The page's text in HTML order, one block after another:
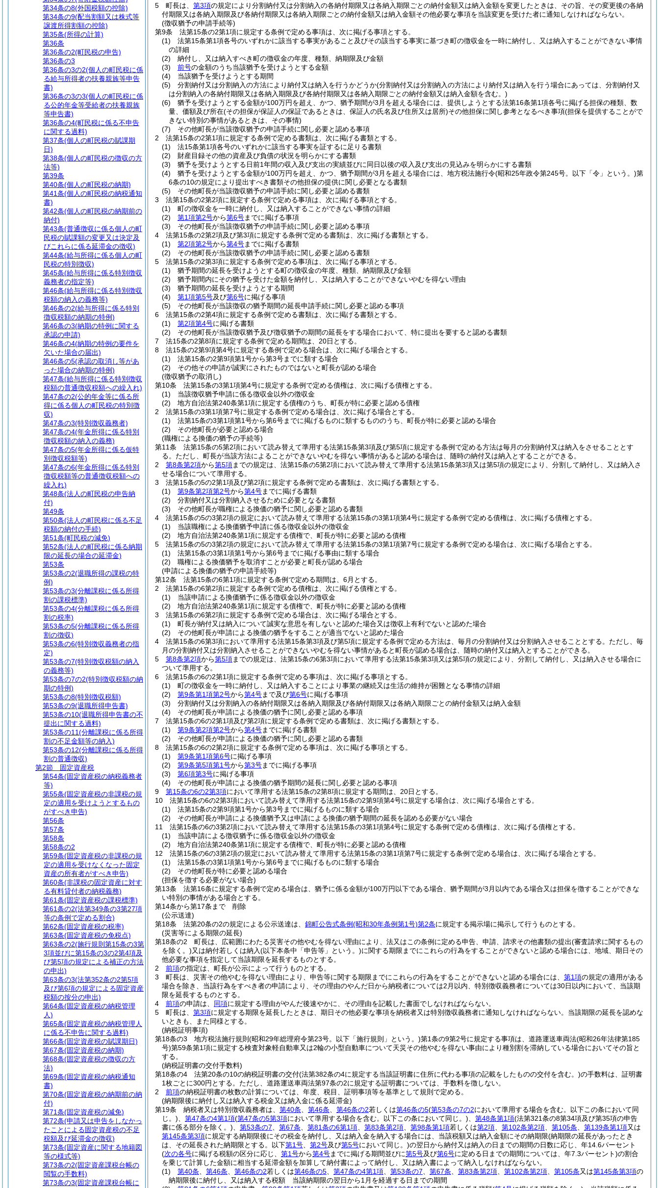
5
町長は、 第3項の規定により分割納付又は分割納入の各納付期限又は各納入期限ごとの納付金額又は納入金額を変更したときは、その旨、その変更後の各納
付期限又は各納入期限及び各納付期限又は各納入期限ごとの納付金額又は納入金額その他必要な事項を当該変更を受けた者に通知しなければならない。
(徴収猶予の申請手続等)
第9条
法第15条の2第1項に規定する条例で定める事項は、次に掲げる事項とする。
(1)
法第15条第1項各号のいずれかに該当する事実があること及びその該当する事実に基づき町の徴収金を一時に納付し、又は納入することができない事情
の詳細
(2)
納付し、又は納入すべき町の徴収金の年度、種類、納期限及び金額
(3)
前号の金額のうち当該猶予を受けようとする金額
(4)
当該猶予を受けようとする期間
(5)
分割納付又は分割納入の方法により納付又は納入を行うかどうか(分割納付又は分割納入の方法により納付又は納入を行う場合にあっては、分割納付又
は分割納入の各納付期限又は各納入期限及び各納付期限又は各納入期限ごとの納付金額又は納入金額を含む。)
(6)
猶予を受けようとする金額が100万円を超え、かつ、猶予期間が3月を超える場合には、提供しようとする法第16条第1項各号に掲げる担保の種類、数
量、価額及び所在(その担保が保証人の保証であるときは、保証人の氏名及び住所又は居所)その他担保に関し参考となるべき事項(担保を提供することがで
きない特別の事情があるときは、その事情)
(7)
その他町長が当該徴収猶予の申請手続に関し必要と認める事項
2
法第15条の2第1項に規定する条例で定める書類は、次に掲げる書類とする。
(1)
法15条第1項各号のいずれかに該当する事実を証するに足りる書類
(2)
財産目録その他の資産及び負債の状況を明らかにする書類
(3)
猶予を受けようとする日前1年間の収入及び支出の実績並びに同日以後の収入及び支出の見込みを明らかにする書類
(4)
猶予を受けようとする金額が100万円を超え、かつ、猶予期間が3月を超える場合には、地方税法施行令(昭和25年政令第245号。以下「令」という。)第
6条の10の規定により提出すべき書類その他担保の提供に関し必要となる書類
(5)
その他町長が当該徴収猶予の申請手続に関し必要と認める書類
3
法第15条の2第2項に規定する条例で定める事項は、次に掲げる事項とする。
(1)
町の徴収金を一時に納付し、又は納入することができない事情の詳細
(2)
第1項第2号から第6号までに掲げる事項
(3)
その他町長が当該徴収猶予の申請手続に関し必要と認める事項
4
法第15条の2第2項及び第3項に規定する条例で定める書類は、次に掲げる書類とする。
(1)
第2項第2号から第4号までに掲げる書類
(2)
その他町長が当該徴収猶予の申請手続に関し必要と認める書類
5
法第15条の2第3項に規定する条例で定める事項は、次に掲げる事項とする。
(1)
猶予期間の延長を受けようとする町の徴収金の年度、種類、納期限及び金額
(2)
猶予期間内にその猶予を受けた金額を納付し、又は納入することができないやむを得ない理由
(3)
猶予期間の延長を受けようとする期間
(4)
第1項第5号及び第6号に掲げる事項
(5)
その他町長が当該徴収の猶予期間の延長申請手続に関し必要と認める事項
6
法第15条の2第4項に規定する条例で定める書類は、次に掲げる書類とする。
(1)
第2項第4号に掲げる書類
(2)
その他町長が当該徴収猶予及び徴収猶予の期間の延長をする場合において、特に提出を要すると認める書類
7
法15条の2第8項に規定する条例で定める期間は、20日とする。
8
法15条の2第9項第4号に規定する条例で定める場合は、次に掲げる場合とする。
(1)
法第15条の2第9項第1号から第3号までに類する場合
(2)
その他その申請が誠実にされたものではないと町長が認める場合
(徴収猶予の取消し)
第10条
法第15条の3第1項第4号に規定する条例で定める債権は、次に掲げる債権とする。
(1)
当該徴収猶予申請に係る徴収金以外の徴収金
(2)
地方自治法第240条第1項に規定する債権のうち、町長が特に必要と認める債権
2
法第15条の3第1項第7号に規定する条例で定める場合は、次に掲げる場合とする。
(1)
法第15条の3第1項第1号から第6号までに掲げるものに類するもののうち、町長が特に必要と認める場合
(2)
その他町長が必要と認める場合
(職権による換価の猶予の手続等)
第11条
法第15条の5第2項において読み替えて準用する法第15条第3項及び第5項に規定する条例で定める方法は毎月の分割納付又は納入をさせることとす
る。 ただし、町長が当該方法によることができないやむを得ない事情があると認める場合は、随時の納付又は納入とすることができる。
2
第8条第2項から第5項までの規定は、法第15条の5第2項において読み替えて準用する法第15条第3項又は第5項の規定により、分割して納付し、又は納入さ
せる場合について準用する。
3
法第15条の5の2第1項及び第2項に規定する条例で定める書類は、次に掲げる書類とする。
(1)
第9条第2項第2号から第4号までに掲げる書類
(2)
分割納付又は分割納入させるために必要となる書類
(3)
その他町長が職権による換価の猶予に関し必要と認める書類
4
法第15条の5の3第2項の規定において読み替えて準用する法第15条の3第1項第4号に規定する条例で定める債権は、次に掲げる債権とする。
(1)
当該職権による換価猶予申請に係る徴収金以外の徴収金
(2)
地方自治法第240条第1項に規定する債権で、町長が特に必要と認める債権
5
法第15条の5の3第2項の規定において読み替えて準用する法第15条の3第1項第7号に規定する条例で定める場合は、次に掲げる場合とする。
(1)
法第15条の3第1項第1号から第6号までに掲げる事由に類する場合
(2)
職権による換価猶予を取消すことが必要と町長が認める場合
(申請による換価の猶予の申請手続等)
第12条
法第15条の6第1項に規定する条例で定める期間は、6月とする。
2
法第15条の6第2項に規定する条例で定める債権は、次に掲げる債権とする。
(1)
当該申請による換価猶予に係る徴収金以外の徴収金
(2)
地方自治法第240条第1項に規定する債権で、町長が特に必要と認める債権
3
法第15条の6第2項に規定する条例で定める場合は、次に掲げる場合とする。
(1)
町長が納付又は納入について誠実な意思を有しないと認めた場合又は徴収上有利でないと認めた場合
(2)
その他町長が申請による換価の猶予をすることが適当でないと認めた場合
4
法第15条の6第3項において準用する法第15条第3項及び第5項に規定する条例で定める方法は、毎月の分割納付又は分割納入させることとする。 ただし、毎
月の分割納付又は分割納入させることができないやむを得ない事情があると町長が認める場合は、随時の納付又は納入とすることができる。
5
第8条第2項から第5項までの規定は、法第15条の6第3項において準用する法第15条第3項又は第5項の規定により、分割して納付し、又は納入させる場合に
ついて準用する。
6
法第15条の6の2第1項に規定する条例で定める事項は、次に掲げる事項とする。
(1)
町の徴収金を一時に納付し、又は納入することにより事業の継続又は生活の維持が困難となる事情の詳細
(2)
第9条第1項第2号から第4号まで及び第6号に掲げる事項
(3)
分割納付又は分割納入の各納付期限又は各納入期限及び各納付期限又は各納入期限ごとの納付金額又は納入金額
(4)
その他町長が申請による換価の猶予に関し必要と認める事項
7
法第15条の6の2第1項及び第2項に規定する条例で定める書類は、次に掲げる書類とする。
(1)
第9条第2項第2号から第4号までに掲げる書類
(2)
その他町長が申請による換価の猶予に関し必要と認める書類
8
法第15条の6の2第2項に規定する条例で定める事項は、次に掲げる事項とする。
(1)
第9条第1項第6号に掲げる事項
(2)
第9条第5項第1号から第3号までに掲げる事項
(3)
第6項第3号に掲げる事項
(4)
その他町長が申請による換価の猶予期間の延長に関し必要と認める事項
9
第15条の6の2第3項において準用する法第15条の2第8項に規定する期間は、20日とする。
10
法第15条の6の2第3項において読み替えて準用する法第15条の2第9項第4号に規定する場合は、次に掲げる場合とする。
(1)
法第15条の2第9項第1号から第3号までに掲げるものに類する場合
(2)
その他町長が申請による換価猶予又は申請による換価の猶予期間の延長を認める必要がない場合
11
法第15条の6の3第2項において読み替えて準用する法第15条の3第1項第4号に規定する条例で定める債権は、次に掲げる債権とする。
(1)
当該申請による徴収猶予に係る徴収金以外の徴収金
(2)
地方自治法第240条第1項に規定する債権で、町長が特に必要と認める債権
12
法第15条の6の3第2項の規定において読み替えて準用する法第15条の3第1項第7号に規定する条例で定める場合は、次に掲げる場合とする。
(1)
法第15条の3第1項第1号から第6号までに掲げるものに類する場合
(2)
その他町長が特に必要と認める場合
(担保を徴する必要がない場合)
第13条
法第16条に規定する条例で定める場合は、猶予に係る金額が100万円以下である場合、猶予期間が3月以内である場合又は担保を徴することができな
い特別の事情がある場合とする。
第14条から第17条まで
削除
(公示送達)
第18条
法第20条の2の規定による公示送達は、 錦町公告式条例(昭和30年条例第1号)第2条に規定する掲示場に掲示して行うものとする。
(災害等による期限の延長)
第18条の2
町長は、広範囲にわたる災害その他やむを得ない理由により、法又はこの条例に定める申告、申請、請求その他書類の提出(審査請求に関するもの
を除く。)又は納付若しくは納入(以下本条中「申告等」という。)に関する期限までにこれらの行為をすることができないと認める場合には、地域、期日その
他必要な事項を指定して当該期限を延長するものとする。
2
前項の指定は、町長が公示によって行うものとする。
3
町長は、災害その他やむを得ない理由により、申告等に関する期限までにこれらの行為をすることができないと認める場合には、 第1項の規定の適用がある
場合を除き、当該行為をすべき者の申請により、その理由のやんだ日から納税者については2月以内、特別徴収義務者については30日以内において、当該期
限を延長するものとする。
4
前項の申請は、 同項に規定する理由がやんだ後速やかに、その理由を記載した書面でしなければならない。
5
町長は、 第3項に規定する期限を延長したときは、期日その他必要な事項を納税者又は特別徴収義務者に通知しなければならない。 当該期限の延長を認めな
いときも、また同様とする。
(納税証明事項)
第18条の3
地方税法施行規則 (昭和29年総理府令第23号。以下「施行規則」という。)第1条の9第2号に規定する事項は、道路運送車両法(昭和26年法律第185
号)第59条第1項に規定する検査対象軽自動車又は2輪の小型自動車について天災その他やむを得ない事由により種別割を滞納している場合においてその旨と
する。
(納税証明書の交付手数料)
第18条の4
法第20条の10の納税証明書の交付(法第382条の4に規定する当該証明書に住所に代わる事項の記載をしたものの交付を含む。)の手数料は、証明書
1枚ごとに300円とする。 ただし、道路運送車両法第97条の2に規定する証明書については、手数料を徴しない。
2
前項の納税証明書の枚数の計算については、年度、税目、証明事項等を基準として規則で定める。
(納期限後に納付し又は納入する税金又は納入金に係る延滞金)
第19条
納税者又は特別徴収義務者は、 第40条 第46条 第46条の2若しくは第46条の5(第53条の7の2において準用する場合を含む。以下この条において同
じ。)
第47条の4第1項(第47条の5第3項において準用する場合を含む。以下この条において同じ。) 第48条第1項(法第321条の8第34項及び第35項の申告
書に係る部分を除く。)
第53条の7 第67条 第81条の6第1項 第83条第2項 第98条第1項若しくは第2項 第102条第2項 第105条 第139条第1項又は
第145条第3項に規定する納期限後にその税金を納付し、又は納入金を納入する場合には、当該税額又は納入金額にその納期限(納期限の延長があったとき
は、その延長された納期限とする。以下第1号 第2号及び第5号において同じ。)の翌日から納付又は納入の日までの期間の日数に応じ、年14.6パーセント
(次の各号に掲げる税額の区分に応じ、 第1号から第4号までに掲げる期間並びに第5号及び第6号に定める日までの期間については、年7.3パーセント)の割合
を乗じて計算した金額に相当する延滞金額を加算して納付書によって納付し、又は納入書によって納入しなければならない。
(1)
第40条 第46条 第46条の2若しくは第46条の5 第47条の4第1項 第53条の7 第67条 第83条第2項 第102条第2項 第105条又は第145条第3項の
納期限後に納付し、又は納入する税額 当該納期限の翌日から1月を経過する日までの期間
第34条の8(外国税額の控除)
第34条の9(配当割額又は株式等
譲渡所得割額の控除)
第35条(所得の計算)
第36条
第36条の2(町民税の申告)
第36条の3
第36条の3の2(個人の町民税に係
る給与所得者の扶養親族等申告
書)
第36条の3の3(個人の町民税に係
る公的年金等受給者の扶養親族
等申告書)
第36条の4(町民税に係る不申告
に関する過料)
第37条(個人の町民税の賦課期
日)
第38条(個人の町民税の徴収の方
法等)
第39条
第40条(個人の町民税の納期)
第41条(個人の町民税の納税通知
書)
第42条(個人の町民税の納期前の
納付)
第43条(普通徴収に係る個人の町
民税の賦課額の変更又は決定及
びこれらに係る延滞金の徴収)
第44条(給与所得に係る個人の町
民税の特別徴収)
第45条(給与所得に係る特別徴収
義務者の指定等)
第46条(給与所得に係る特別徴収
税額の納入の義務等)
第46条の2(給与所得に係る特別
徴収税額の納期の特例)
第46条の3(納期の特例に関する
承認の申請)
第46条の4(納期の特例の要件を
欠いた場合の届出)
第46条の5(承認の取消し等があ
った場合の納期の特例)
第47条(給与所得に係る特別徴収
税額の普通徴収税額への繰入れ)
第47条の2(公的年金等に係る所
得に係る個人の町民税の特別徴
収)
第47条の3(特別徴収義務者)
第47条の4(年金所得に係る特別
徴収税額の納入の義務)
第47条の5(年金所得に係る仮特
別徴収税額等)
第47条の6(年金所得に係る特別
徴収税額等の普通徴収税額への
繰入れ)
第48条(法人の町民税の申告納
付)
第49条
第50条(法人の町民税に係る不足
税額の納付の手続)
第51条(町民税の減免)
第52条(法人の町民税に係る納期
限の延長の場合の延滞金)
第53条
第53条の2(退職所得の課税の特
例)
第53条の3(分離課税に係る所得
割の課税標準)
第53条の4(分離課税に係る所得
割の税率)
第53条の5(分離課税に係る所得
割の徴収)
第53条の6(特別徴収義務者の指
定)
第53条の7(特別徴収税額の納入
の義務等)
第53条の7の2(特別徴収税額の納
期の特例)
第53条の8(特別徴収税額)
第53条の9(退職所得申告書)
第53条の10(退職所得申告書の不
提出に関する過料)
第53条の11(分離課税に係る所得
割の不足金額等の納入)
第53条の12(分離課税に係る所得
割の普通徴収)
第2節
固定資産税
第54条(固定資産税の納税義務者
等)
第55条(固定資産税の非課税の規
定の適用を受けようとするもの
がすべき申告)
第56条
第57条
第58条
第58条の2
第59条(固定資産税の非課税の規
定の適用を受けなくなった固定
資産の所有者がすべき申告)
第60条(非課税の固定資産に対す
る有料貸付者の納税義務)
第61条(固定資産税の課税標準)
第61条の2(法第349条の3第27項
等の条例で定める割合)
第62条(固定資産税の税率)
第63条(固定資産税の免税点)
第63条の2(施行規則第15条の3第
3項並びに第15条の3の2第4項及
び第5項の規定による補正の方法
の申出)
第63条の3(法第352条の2第5項
及び第6項の規定による固定資産
税額の按分の申出)
第64条(固定資産税の納税管理
人)
第65条(固定資産税の納税管理人
に係る不申告に関する過料)
第66条(固定資産税の賦課期日)
第67条(固定資産税の納期)
第68条(固定資産税の徴収の方
法)
第69条(固定資産税の納税通知
書)
第70条(固定資産税の納期前の納
付)
第71条(固定資産税の減免)
第72条(申請又は申告をしなかっ
たことによる固定資産税の不足
税額及び延滞金の徴収)
第73条(固定資産に関する地籍図
等の様式等)
第73条の2(固定資産課税台帳の
閲覧の手数料)
第73条の3(固定資産課税台帳に